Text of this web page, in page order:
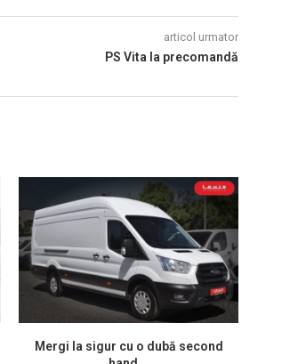
articol urmator
PS Vita la precomandă
Mergi la sigur cu o dubă second